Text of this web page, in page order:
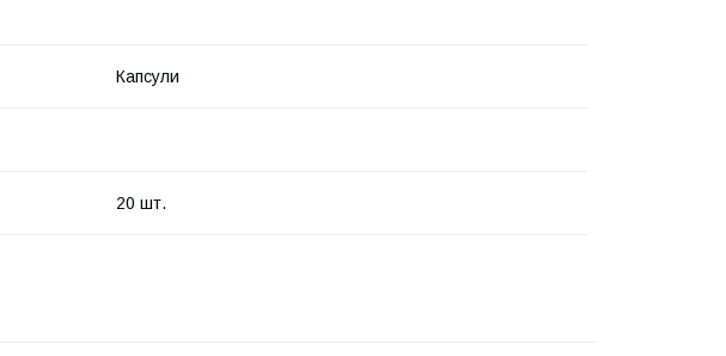
Капсули
20 шт.